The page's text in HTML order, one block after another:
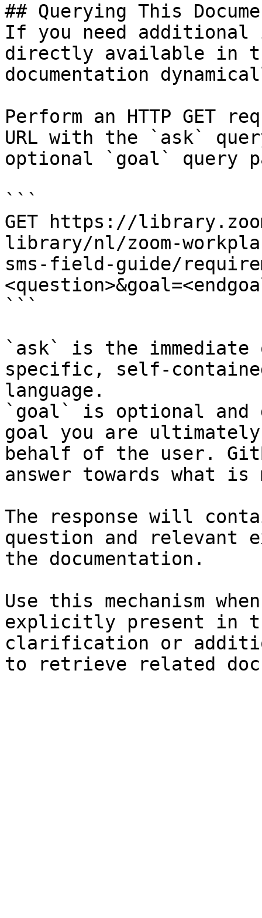
## Querying This
If you need
directly available in
documentation
Perform an HTTP GET
URL with the `ask`
optional `goal` query
```
GET https://
library/nl/zoom-
sms-field-guide/
```
`ask` is the
specific, self-
language.
`goal` is optional and
goal you are
behalf of the user.
answer towards what
The response will
question and relevant
the documentation.
Use this mechanism
explicitly present in
clarification or